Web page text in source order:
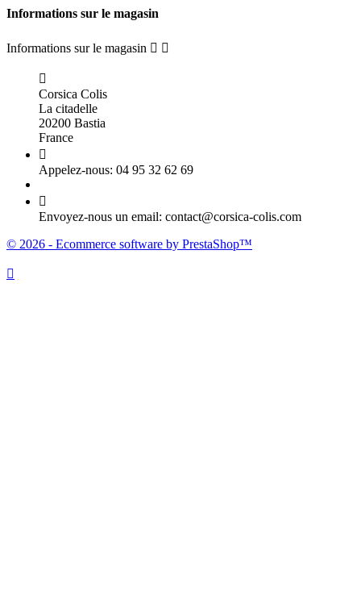
Informations sur le magasin
Informations sur le magasin  

Corsica Colis
La citadelle
20200 Bastia
France

Appelez-nous: 04 95 32 62 69

Envoyez-nous un email: contact@corsica-colis.com
© 2026 - Ecommerce software by PrestaShop™
